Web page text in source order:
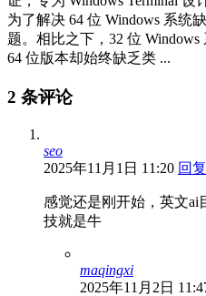
为了解决 64 位 Windows 系统
题。相比之下，32 位
64 位版本却始终缺乏类 ...
2 条评论
seo
2025年11月1日 11:20 回复
感觉还是刚开始，英文ai
技就是牛
maqingxi
2025年11月2日